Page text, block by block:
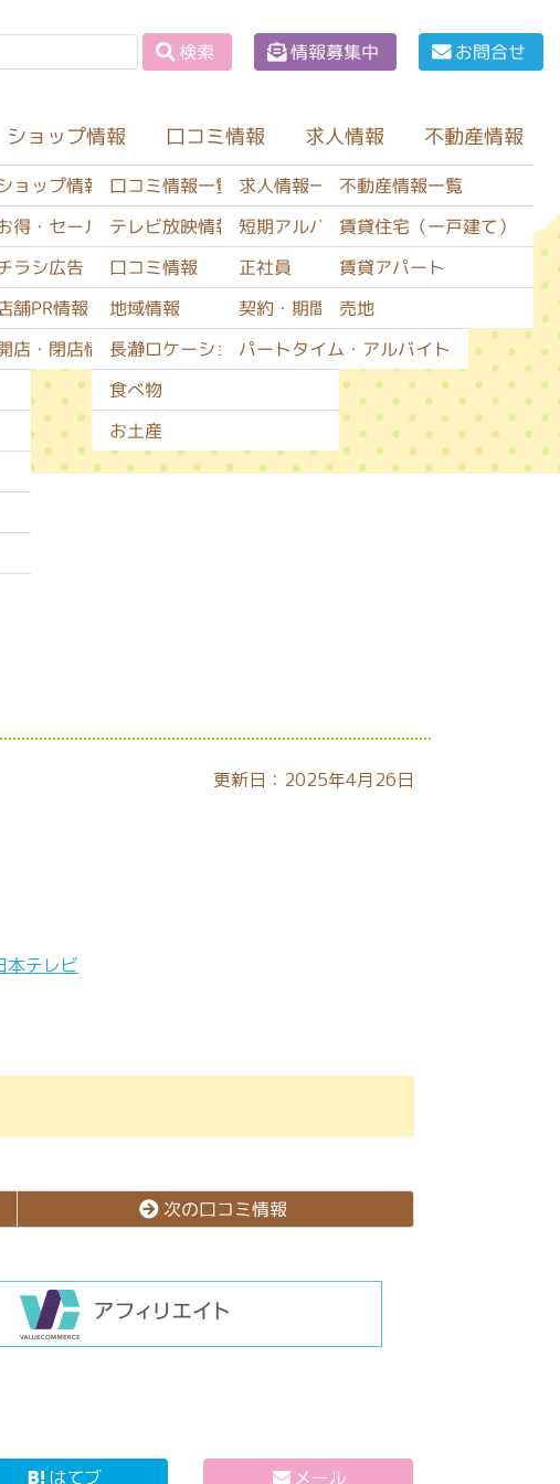
検索 情報募集中 お問合せ
ショップ情報
ョップ情報一覧
得・セール情報
ラシ広告
舗PR情報
店・閉店情報
口コミ情報
口コミ情報一覧
テレビ放映情報
口コミ情報
地域情報
長瀞ロケーションサービス
食べ物
お土産
求人情報
求人情報一覧
短期アルバイト
正社員
契約・期間社員
パートタイム・アルバイト
不動産情報
不動産情報一覧
賃貸住宅（一戸建て）
賃貸アパート
売地
更新日：2025年4月26日
テレビ
次の口コミ情報
はてブ メール